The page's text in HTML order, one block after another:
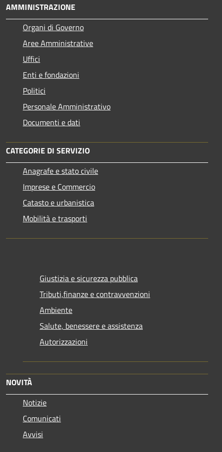
AMMINISTRAZIONE
Organi di Governo
Aree Amministrative
Uffici
Enti e fondazioni
Politici
Personale Amministrativo
Documenti e dati
CATEGORIE DI SERVIZIO
Anagrafe e stato civile
Imprese e Commercio
Catasto e urbanistica
Mobilità e trasporti
Giustizia e sicurezza pubblica
Tributi,finanze e contravvenzioni
Ambiente
Salute, benessere e assistenza
Autorizzazioni
NOVITÀ
Notizie
Comunicati
Avvisi